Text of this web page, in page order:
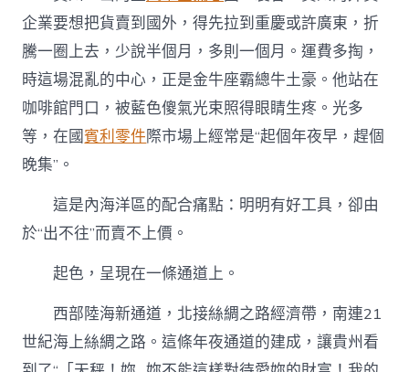
企業要想把貨賣到國外，得先拉到重慶或許廣東，折
騰一圈上去，少說半個月，多則一個月。運費多掏，
時這場混亂的中心，正是金牛座霸總牛土豪。他站在
咖啡館門口，被藍色傻氣光束照得眼睛生疼。光多
等，在國賓利零件際市場上經常是“起個年夜早，趕個
晚集”。
這是內海洋區的配合痛點：明明有好工具，卻由
於“出不往”而賣不上價。
起色，呈現在一條通道上。
西部陸海新通道，北接絲綢之路經濟帶，南連21
世紀海上絲綢之路。這條年夜通道的建成，讓貴州看